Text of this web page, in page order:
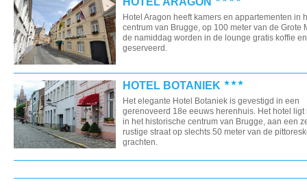
Hotel Aragon heeft kamers en appartementen in
centrum van Brugge, op 100 meter van de Grote
de namiddag worden in de lounge gratis koffie
geserveerd.
HOTEL BOTANIEK
Het elegante Hotel Botaniek is gevestigd in een
gerenoveerd 18e eeuws herenhuis. Het hotel ligt
in het historische centrum van Brugge, aan een
rustige straat op slechts 50 meter van de
grachten.